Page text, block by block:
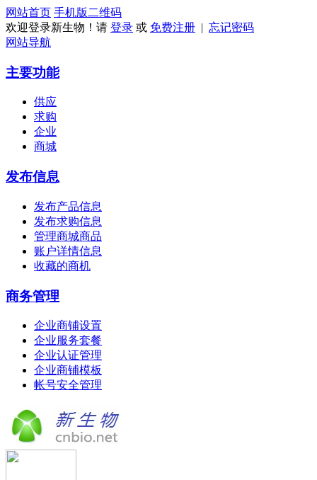
网站首页 手机版 二维码
欢迎登录新生物！请 登录 或 免费注册 | 忘记密码
网站导航
主要功能
供应
求购
企业
商城
发布信息
发布产品信息
发布求购信息
管理商城商品
账户详情信息
收藏的商机
商务管理
企业商铺设置
企业服务套餐
企业认证管理
企业商铺模板
帐号安全管理